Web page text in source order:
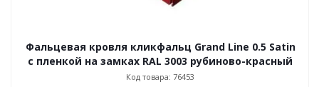
Фальцевая кровля кликфальц Grand Line 0.5 Satin
с пленкой на замках RAL 3003 рубиново-красный
Код товара: 76453